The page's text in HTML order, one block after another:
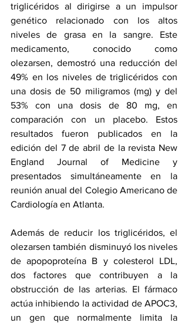
triglicéridos al dirigirse a un impulsor
genético relacionado con los altos
niveles de grasa en la sangre. Este
medicamento, conocido como
olezarsen, demostró una reducción del
49% en los niveles de triglicéridos con
una dosis de 50 miligramos (mg) y del
53% con una dosis de 80 mg, en
comparación con un placebo. Estos
resultados fueron publicados en la
edición del 7 de abril de la revista New
England Journal of Medicine y
presentados simultáneamente en la
reunión anual del Colegio Americano de
Cardiología en Atlanta.
Además de reducir los triglicéridos, el
olezarsen también disminuyó los niveles
de apopoproteína B y colesterol LDL,
dos factores que contribuyen a la
obstrucción de las arterias. El fármaco
actúa inhibiendo la actividad de APOC3,
un gen que normalmente limita la